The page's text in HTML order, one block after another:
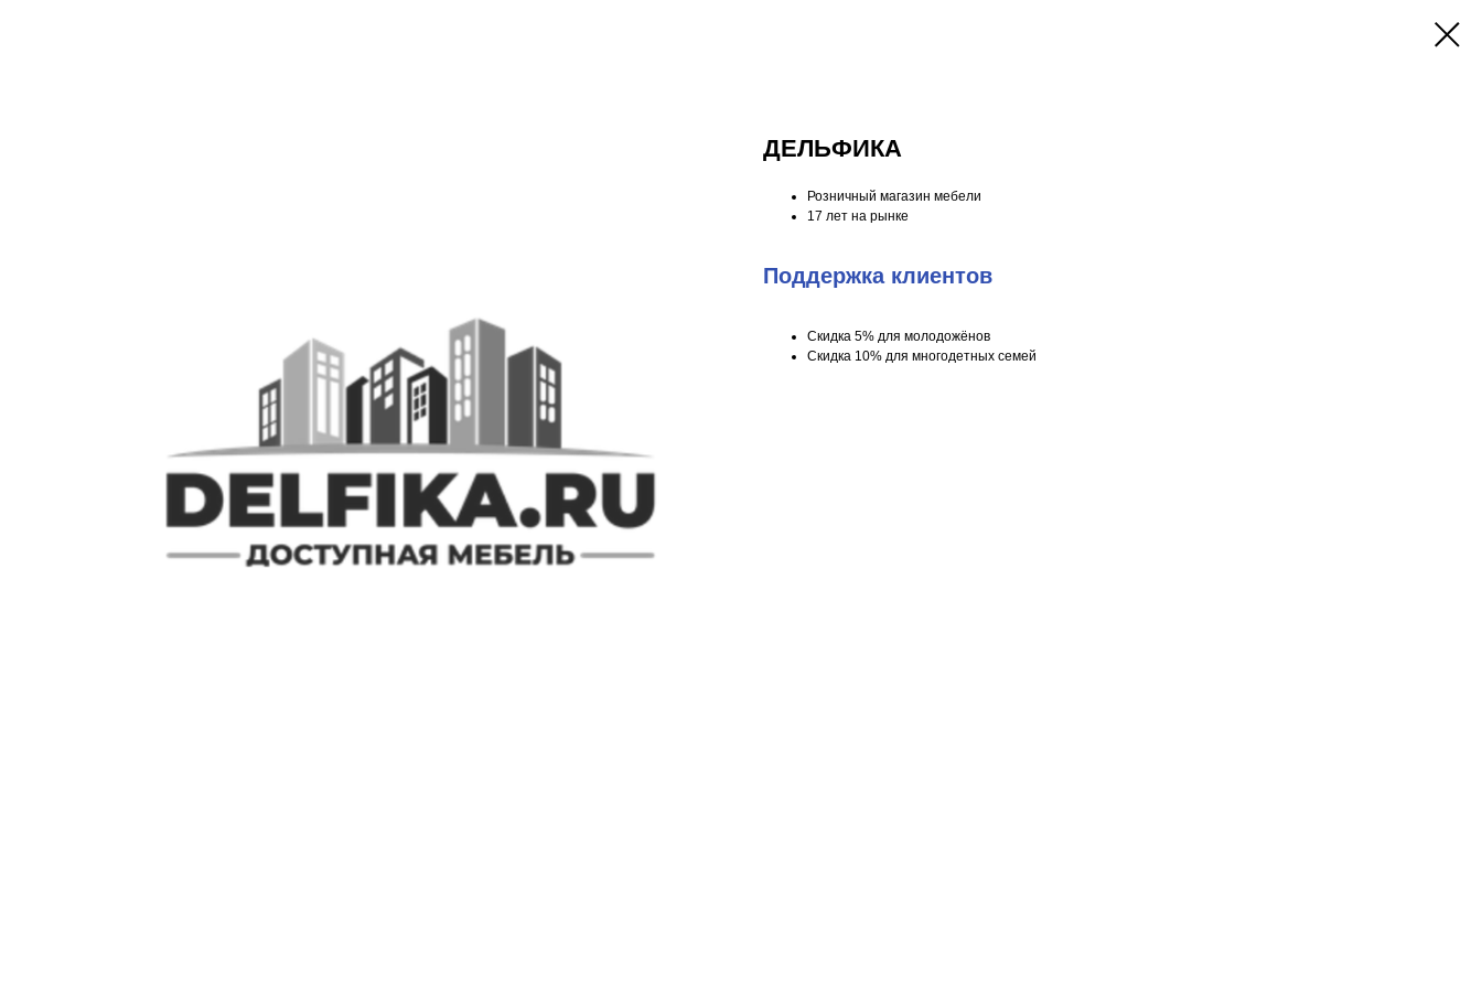
ДЕЛЬФИКА
Розничный магазин мебели
17 лет на рынке
Поддержка клиентов
Скидка 5% для молодожёнов
Скидка 10% для многодетных семей